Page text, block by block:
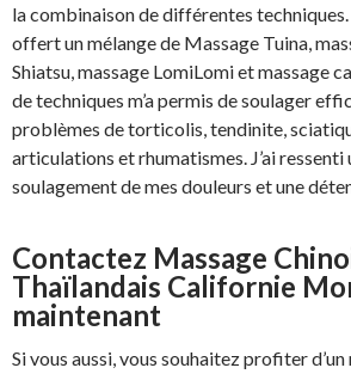
la combinaison de différentes techniques.
offert un mélange de Massage Tuina,
Shiatsu, massage LomiLomi et massage
de techniques m’a permis de soulager
problèmes de torticolis, tendinite,
articulations et rhumatismes. J’ai
soulagement de mes douleurs et une
Contactez Massage
Thaïlandais Californie
maintenant
Si vous aussi, vous souhaitez profiter